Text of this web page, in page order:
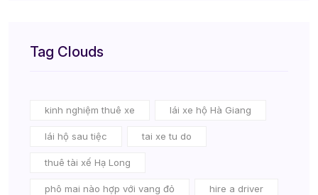
Tag Clouds
kinh nghiệm thuê xe lái xe hộ Hà Giang
lái hộ sau tiệc tai xe tu do
thuê tài xế Hạ Long
phô mai nào hợp với vang đỏ hire a driver